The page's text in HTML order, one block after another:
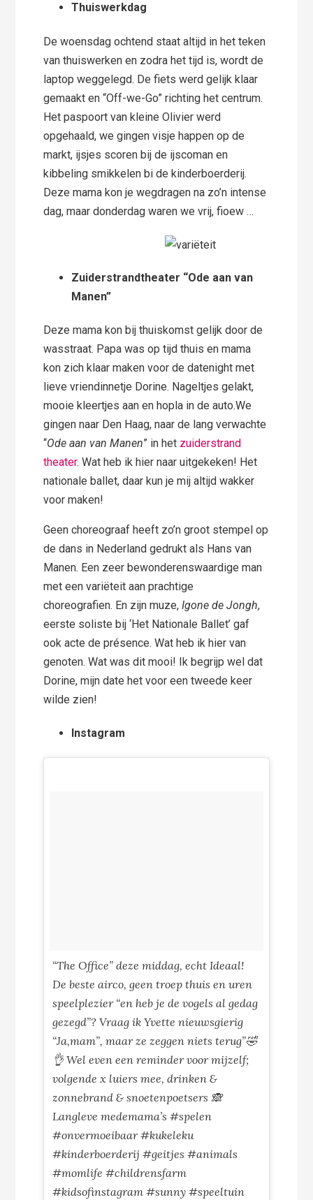
Thuiswerkdag
De woensdag ochtend staat altijd in het teken
van thuiswerken en zodra het tijd is, wordt de
laptop weggelegd. De fiets werd gelijk klaar
gemaakt en “Off-we-Go” richting het centrum.
Het paspoort van kleine Olivier werd
opgehaald, we gingen visje happen op de
markt, ijsjes scoren bij de ijscoman en
kibbeling smikkelen bi de kinderboerderij.
Deze mama kon je wegdragen na zo’n intense
dag, maar donderdag waren we vrij, fioew …
Zuiderstrandtheater “Ode aan van
Manen”
Deze mama kon bij thuiskomst gelijk door de
wasstraat. Papa was op tijd thuis en mama
kon zich klaar maken voor de datenight met
lieve vriendinnetje Dorine. Nageltjes gelakt,
mooie kleertjes aan en hopla in de auto.We
gingen naar Den Haag, naar de lang verwachte
“Ode aan van Manen” in het zuiderstrand
theater. Wat heb ik hier naar uitgekeken! Het
nationale ballet, daar kun je mij altijd wakker
voor maken!
Geen choreograaf heeft zo’n groot stempel op
de dans in Nederland gedrukt als Hans van
Manen. Een zeer bewonderenswaardige man
met een variëteit aan prachtige
choreografien. En zijn muze,Igone de Jongh,
eerste soliste bij ‘Het Nationale Ballet’ gaf
ook acte de présence. Wat heb ik hier van
genoten. Wat was dit mooi! Ik begrijp wel dat
Dorine, mijn date het voor een tweede keer
wilde zien!
Instagram
“The Office” deze middag, echt Ideaal!
De beste airco, geen troep thuis en uren
speelplezier “en heb je de vogels al gedag
gezegd”? Vraag ik Yvette nieuwsgierig
“Ja,mam”, maar ze zeggen niets terug”🤣
👌 Wel even een reminder voor mijzelf;
volgende x luiers mee, drinken &
zonnebrand & snoetenpoetsers 🙈
Langleve medemama’s #spelen
#onvermoeibaar #kukeleku
#kinderboerderij #geitjes #animals
#momlife #childrensfarm
#kidsofinstagram #sunny #speeltuin